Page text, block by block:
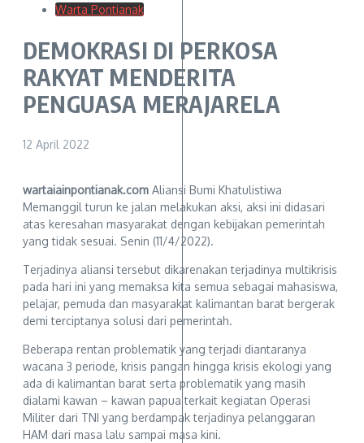
Warta Pontianak
DEMOKRASI DI PERKOSA
RAKYAT MENDERITA
PENGUASA MERAJARELA
12 April 2022
wartaiainpontianak.com Aliansi Bumi Khatulistiwa
Memanggil turun ke jalan melakukan aksi, aksi ini didasari
atas keresahan masyarakat dengan kebijakan pemerintah
yang tidak sesuai. Senin (11/4/2022).
Terjadinya aliansi tersebut dikarenakan terjadinya multikrisis
pada hari ini yang memaksa kita semua sebagai mahasiswa,
pelajar, pemuda dan masyarakat kalimantan barat bergerak
demi terciptanya solusi dari pemerintah.
Beberapa rentan problematik yang terjadi diantaranya
wacana 3 periode, krisis pangan hingga krisis ekologi yang
ada di kalimantan barat serta problematik yang masih
dialami kawan – kawan papua terkait kegiatan Operasi
Militer dari TNI yang berdampak terjadinya pelanggaran
HAM dari masa lalu sampai masa kini.